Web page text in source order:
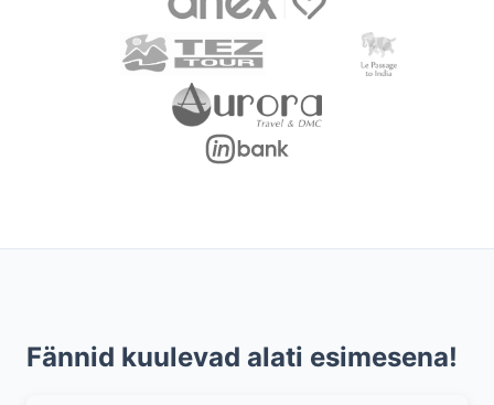
Fännid kuulevad alati esimesena!